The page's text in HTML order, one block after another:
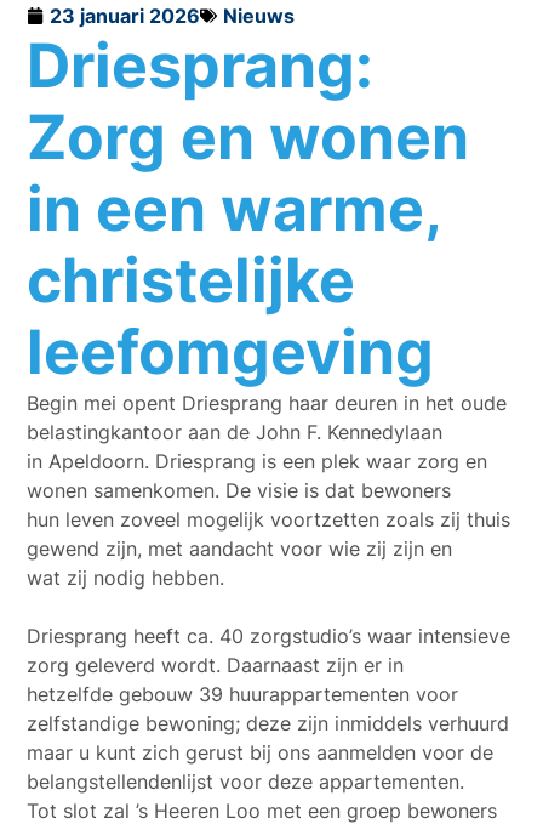
23 januari 2026
Nieuws
Driesprang:
Zorg en wonen
in een warme,
christelijke
leefomgeving
Begin mei opent Driesprang haar deuren in het oude
belastingkantoor aan de John F. Kennedylaan
in Apeldoorn. Driesprang is een plek waar zorg en
wonen samenkomen. De visie is dat bewoners
hun leven zoveel mogelijk voortzetten zoals zij thuis
gewend zijn, met aandacht voor wie zij zijn en
wat zij nodig hebben.
Driesprang heeft ca. 40 zorgstudio’s waar intensieve
zorg geleverd wordt. Daarnaast zijn er in
hetzelfde gebouw 39 huurappartementen voor
zelfstandige bewoning; deze zijn inmiddels verhuurd
maar u kunt zich gerust bij ons aanmelden voor de
belangstellendenlijst voor deze appartementen.
Tot slot zal ’s Heeren Loo met een groep bewoners